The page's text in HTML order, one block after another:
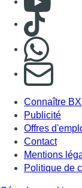
Politique de
Gérer les cookies